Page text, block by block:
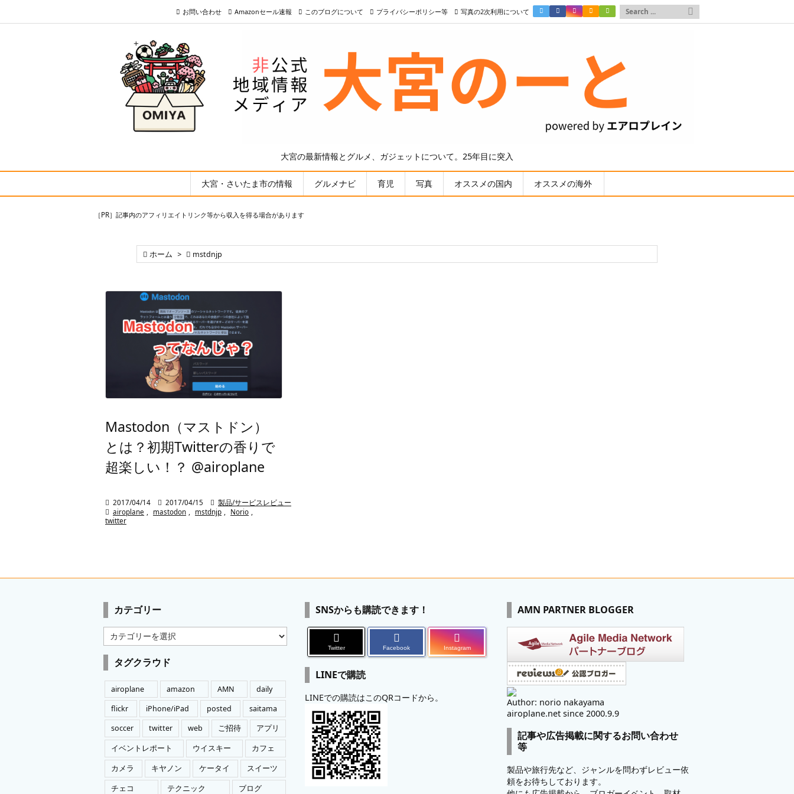
大宮の最新情報とグルメ、ガジェットについて。25年目に突入
大宮・さいたま市の情報 グルメナビ 育児 写真 オススメの国内 オススメの海外
お問い合わせ Amazonセール速報 このブログについて プライバシーポリシー等 写真の2次利用について 
［PR］記事内のアフィリエイトリンク等から収入を得る場合があります
 ホーム >  mstdnjp
Mastodon（マストドン）
とは？初期Twitterの香りで
超楽しい！？ @airoplane
 2017/04/14  2017/04/15  製品/サービスレビュー
 airoplane mastodon mstdnjp Norio
twitter
カテゴリー
テ
ゴ
ー
タグクラウド
airoplane amazon AMN
daily
flickr
iPhone/iPad posted
saitama
soccer
twitter web ご招待
アプリ
イベントレポート
ウイスキー
カフェ
カメラ
キヤノン ケータイ
スイーツ
チェコ
テクニック ブログ
SNSからも購読できます！
Twitter Facebook Instagram
LINEで購読
LINEでの購読はこのQRコードから。
AMN PARTNER BLOGGER
Author: norio nakayama
airoplane.net since 2000.9.9
記事や広告掲載に関するお問い合わせ
等
製品や旅行先など、ジャンルを問わずレビュー依
頼をお待ちしております。